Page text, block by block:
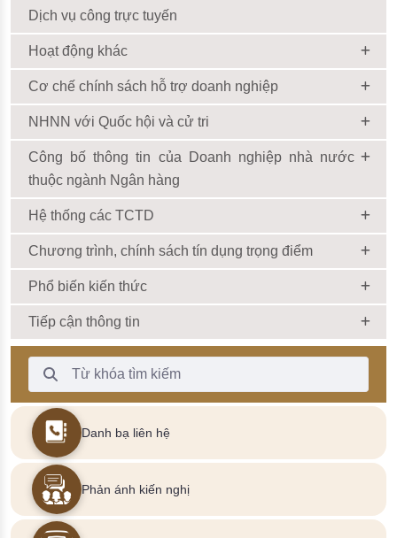
Dịch vụ công trực tuyến
Hoạt động khác
Cơ chế chính sách hỗ trợ doanh nghiệp
NHNN với Quốc hội và cử tri
Công bố thông tin của Doanh nghiệp nhà nước
thuộc ngành Ngân hàng
Hệ thống các TCTD
Chương trình, chính sách tín dụng trọng điểm
Phổ biến kiến thức
Tiếp cận thông tin
Thanh Tìm kiếm
Danh bạ liên hệ
Phản ánh kiến nghị